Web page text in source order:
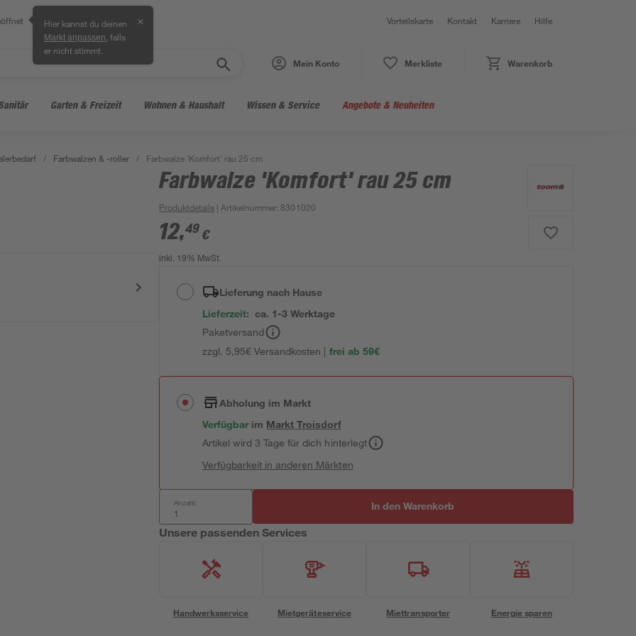
Hier kannst du deinen
Markt anpassen , falls
er nicht stimmt.
✕ Vorteilskarte Kontakt Karriere Hilfe
Mein Konto Merkliste Warenkorb
Garten & Freizeit Wohnen & Haushalt Wissen & Service Angebote & Neuheiten
/ Farbwalzen & -roller / Farbwalze 'Komfort' rau 25 cm
Farbwalze 'Komfort' rau 25 cm
Produktdetails | Artikelnummer: 8301020
12,49 €
inkl. 19% MwSt.
Lieferung nach Hause
Lieferzeit: ca. 1-3 Werktage
Paketversand
zzgl. 5,95€ Versandkosten | frei ab 59€
Abholung im Markt
Verfügbar im MarktTroisdorf
Artikel wird 3 Tage für dich hinterlegt
Verfügbarkeit in anderen Märkten
Anzahl: In den Warenkorb
Unsere passenden Services
Handwerksservice Mietgeräteservice Miettransporter Energie sparen